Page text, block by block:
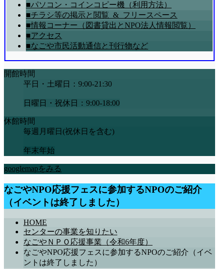
■パソコン・コインコピー機（利用方法）
■チラシ等の掲示と閲覧_&_フリースペース
■情報コーナー（図書貸出とNPO法人情報閲覧）
■アクセス
■なごや市民活動通信と刊行物など
開館時間
平日・土曜日：9:00-21:30
日曜日・祝休日：9:00-18:00
休館時間
毎週月曜日(祝休日を含む)
年末年始
googlemapをみる
なごやNPO応援フェスに参加するNPOのご紹介
（イベントは終了しました）
HOME
センターの事業を知りたい
なごやＮＰＯ応援事業（令和6年度）
なごやNPO応援フェスに参加するNPOのご紹介（イベ
ントは終了しました）